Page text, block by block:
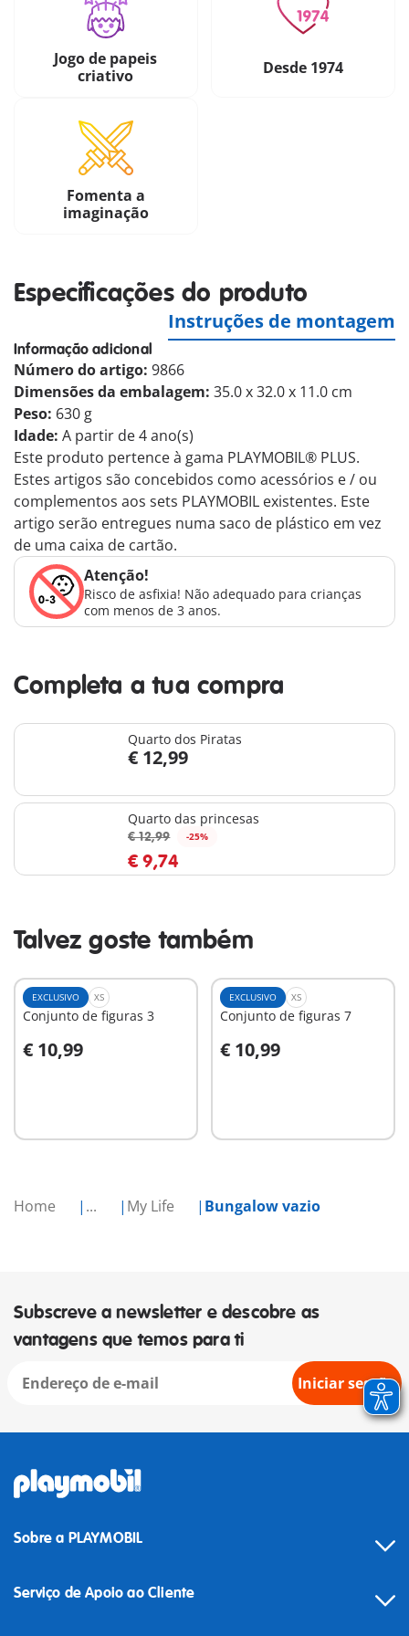
Home ... My Life Bungalow vazio
Jogo de papeis
criativo
Desde 1974
Fomenta a
imaginação
Especificações do produto
Instruções de montagem
Informação adicional
Número do artigo: 9866
Dimensões da embalagem: 35.0 x 32.0 x 11.0 cm
Peso: 630 g
Idade: A partir de 4 ano(s)
Este produto pertence à gama PLAYMOBIL® PLUS.
Estes artigos são concebidos como acessórios e / ou
complementos aos sets PLAYMOBIL existentes. Este
artigo serão entregues numa saco de plástico em vez
de uma caixa de cartão.
Atenção!
Risco de asfixia! Não adequado para crianças
com menos de 3 anos.
Completa a tua compra
Quarto dos Piratas
€ 12,99
Quarto das princesas
€ 12,99 -25%
€ 9,74
Talvez goste também
EXCLUSIVO XS
Conjunto de figuras 3
€ 10,99
Ao carrinho
EXCLUSIVO XS
Conjunto de figuras 7
€ 10,99
Ao carrinho
Subscreve a newsletter e descobre as
vantagens que temos para ti
Iniciar sessão
Sobre a PLAYMOBIL
Serviço de Apoio ao Cliente